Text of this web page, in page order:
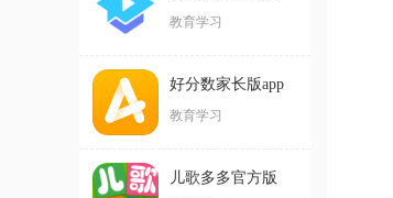
教育学习
好分数家长版app
教育学习
儿歌多多官方版